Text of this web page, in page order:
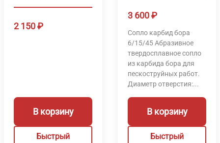
2 150₽
В корзину
Быстрый
3 600₽
Сопло карбид бора
6/15/45 Абразивное
твердосплавное сопло
из карбида бора для
пескоструйных работ.
Диаметр отверстия:...
В корзину
Быстрый